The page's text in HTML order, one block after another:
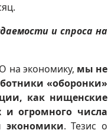
и спроса на
на экономику, мы не
«оборонки»
как нищенские
и огромного числа
экономики. Тезис о